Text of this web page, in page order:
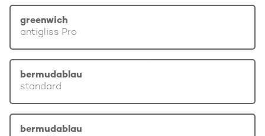
greenwich
antigliss Pro
bermudablau
standard
bermudablau